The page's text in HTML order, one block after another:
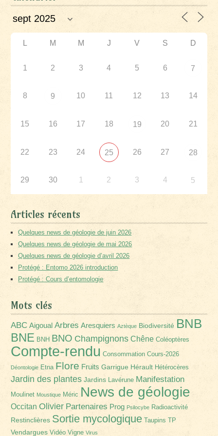
L M M J V S D
1 2 3 4 5 6 7
8 9 10 11 12 13 14
15 16 17 18 19 20 21
22 23 24 25 26 27 28
29 30 1 2 3 4 5
Articles récents
Quelques news de géologie de juin 2026
Quelques news de géologie de mai 2026
Quelques news de géologie d’avril 2026
Protégé : Entomo 2026 introduction
Protégé : Cours d’entomologie
Mots clés
ABC Aigoual Arbres Aresquiers Aztèque Biodiversité BNB
BNE BNH BNO Champignons Chêne Coléoptères
Compte-rendu Consommation Cours-2026
Déontologie Etna Flore Fruits Garrigue Hérault Hétérocères
Jardin des plantes Jardins Lavérune Manifestation
Moulinet Moustique Méric News de géologie
Occitan Olivier Partenaires Prog Psilocybe Radioactivité
Restinclières Sortie mycologique Taupins TP
Vendargues Vidéo Vigne Virus